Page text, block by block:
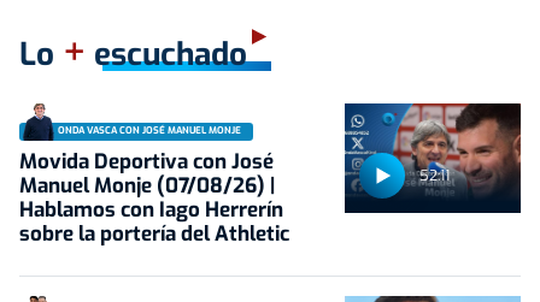
Lo + escuchado
52:11
ONDA VASCA CON JOSÉ MANUEL MONJE
Movida Deportiva con José
Manuel Monje (07/08/26) |
Hablamos con Iago Herrerín
sobre la portería del Athletic